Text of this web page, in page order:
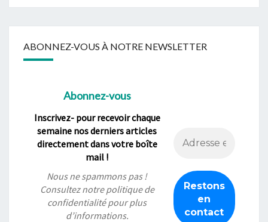
ABONNEZ-VOUS À NOTRE NEWSLETTER
Abonnez-vous
Inscrivez- pour recevoir chaque
semaine nos derniers articles
directement dans votre boîte
mail !
Nous ne spammons pas !
Consultez notrepolitique de
confidentialitépour plus
d’informations.